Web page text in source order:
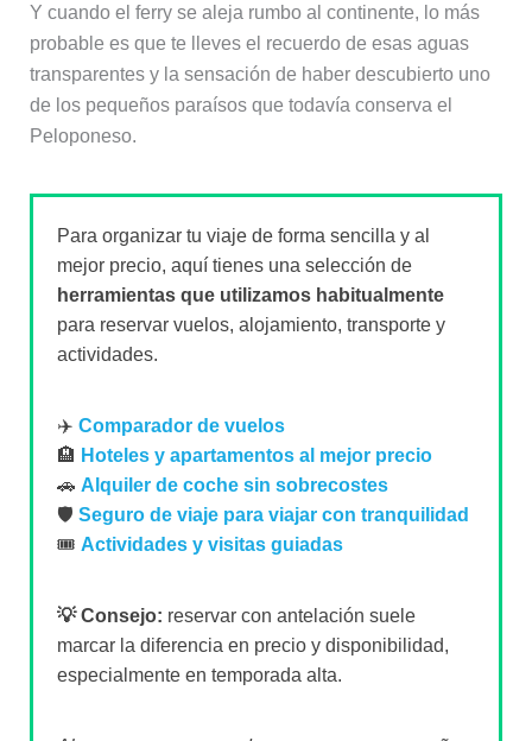
Y cuando el ferry se aleja rumbo al continente, lo más
probable es que te lleves el recuerdo de esas aguas
transparentes y la sensación de haber descubierto uno
de los pequeños paraísos que todavía conserva el
Peloponeso.
Para organizar tu viaje de forma sencilla y al
mejor precio, aquí tienes una selección de
herramientas que utilizamos habitualmente
para reservar vuelos, alojamiento, transporte y
actividades.
✈️ Comparador de vuelos
🏨 Hoteles y apartamentos al mejor precio
🚗 Alquiler de coche sin sobrecostes
🛡️ Seguro de viaje para viajar con tranquilidad
🎟️ Actividades y visitas guiadas
💡 Consejo: reservar con antelación suele
marcar la diferencia en precio y disponibilidad,
especialmente en temporada alta.